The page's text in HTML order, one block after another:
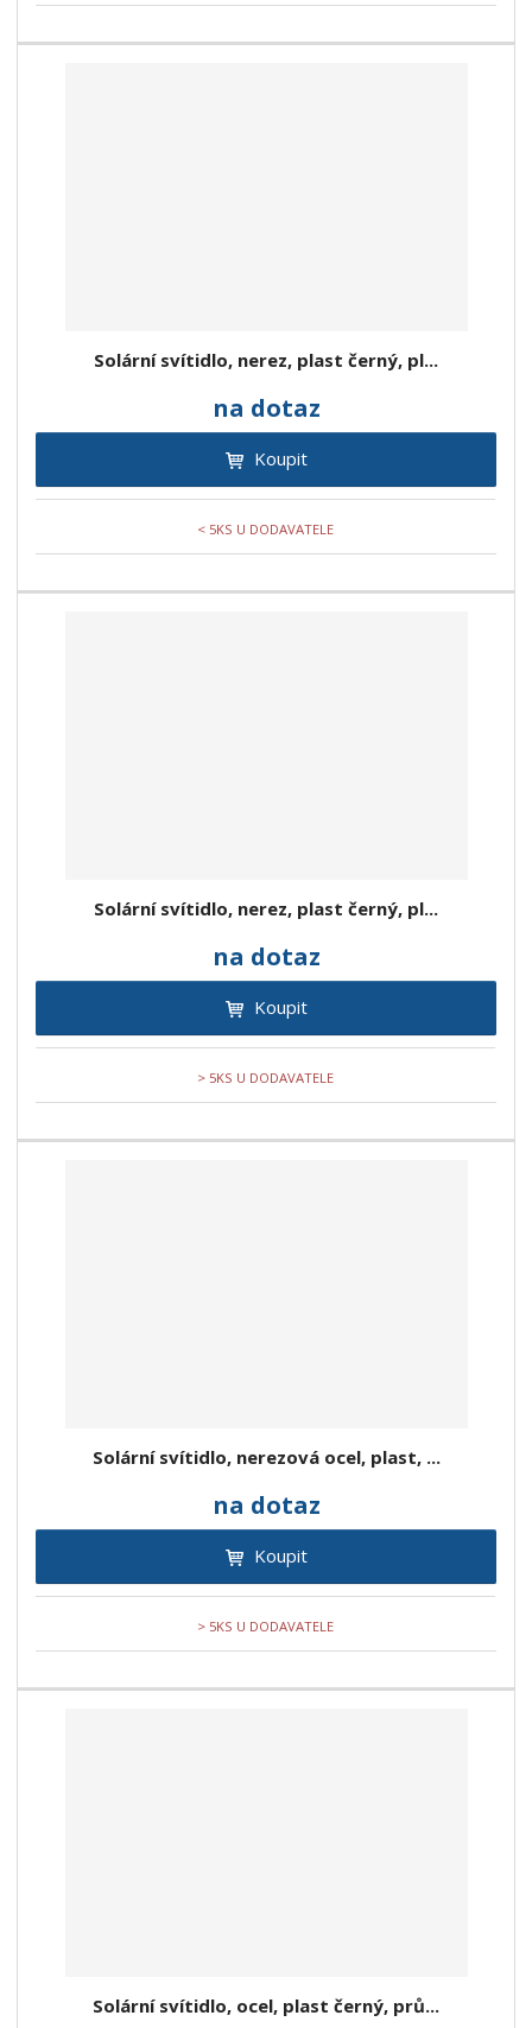
Solární svítidlo, nerez, plast černý, pl...
na dotaz
Koupit
< 5KS U DODAVATELE
Solární svítidlo, nerez, plast černý, pl...
na dotaz
Koupit
> 5KS U DODAVATELE
Solární svítidlo, nerezová ocel, plast, ...
na dotaz
Koupit
> 5KS U DODAVATELE
Solární svítidlo, ocel, plast černý, prů...